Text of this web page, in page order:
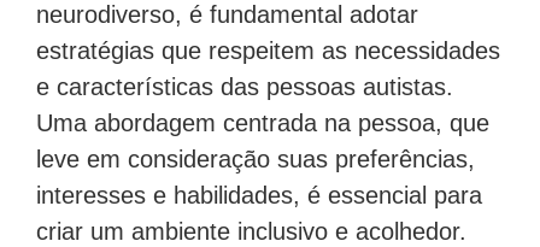
neurodiverso, é fundamental adotar
estratégias que respeitem as necessidades
e características das pessoas autistas.
Uma abordagem centrada na pessoa, que
leve em consideração suas preferências,
interesses e habilidades, é essencial para
criar um ambiente inclusivo e acolhedor.